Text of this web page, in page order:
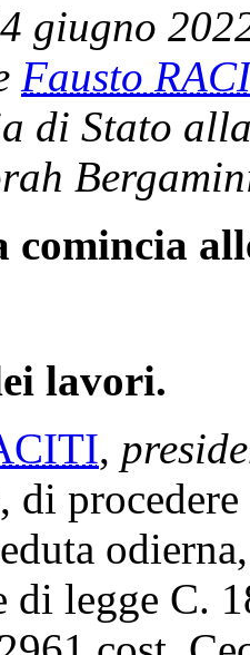
giugno
Fausto
di Stato
comincia
lavori.
,
di
di legge C.